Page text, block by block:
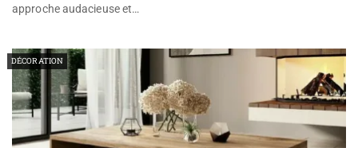
approche audacieuse et…
DÉCORATION